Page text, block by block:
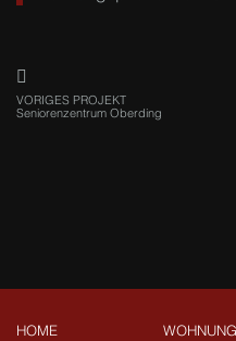
VORIGES PROJEKT
Seniorenzentrum Oberding
HOME